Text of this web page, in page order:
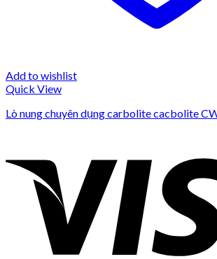
Add to wishlist
Quick View
Lò nung chuyên dụng carbolite cacbolite